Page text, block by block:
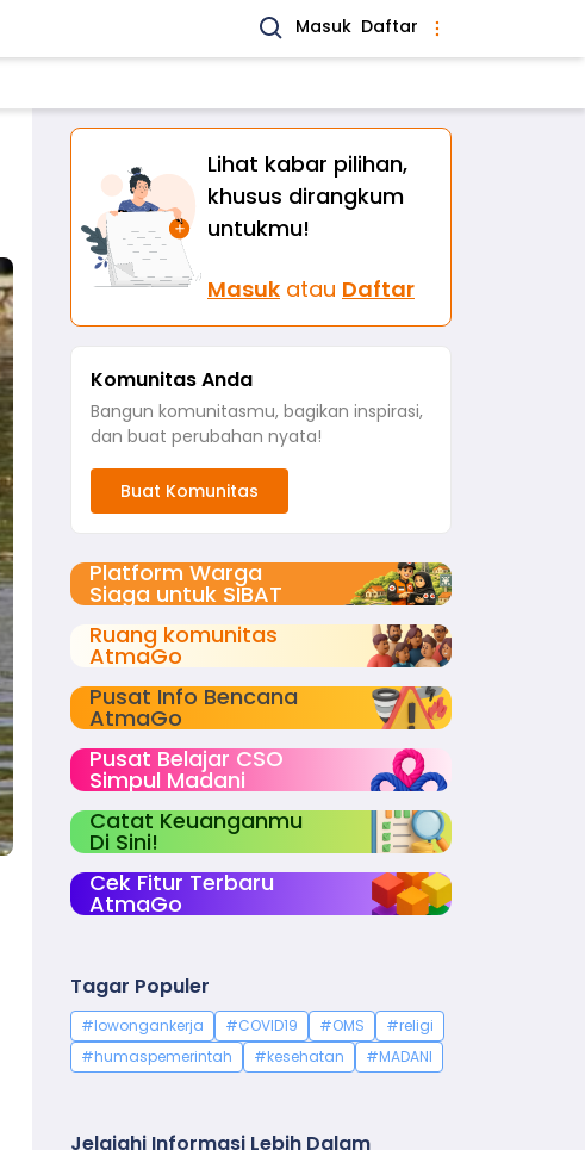
Masuk Daftar
Lihat kabar pilihan,
khusus dirangkum
untukmu!
Masuk atau Daftar
Komunitas Anda
Bangun komunitasmu, bagikan inspirasi,
dan buat perubahan nyata!
Buat Komunitas
Platform Warga
Siaga untuk SIBAT
Ruang komunitas
AtmaGo
Pusat Info Bencana
AtmaGo
Pusat Belajar CSO
Simpul Madani
Catat Keuanganmu
Di Sini!
Cek Fitur Terbaru
AtmaGo
Tagar Populer
#lowongankerja #COVID19 #OMS
#religi
#humaspemerintah
#kesehatan #MADANI
Jelajahi Informasi Lebih Dalam